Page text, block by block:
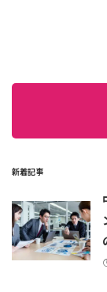
新着記事